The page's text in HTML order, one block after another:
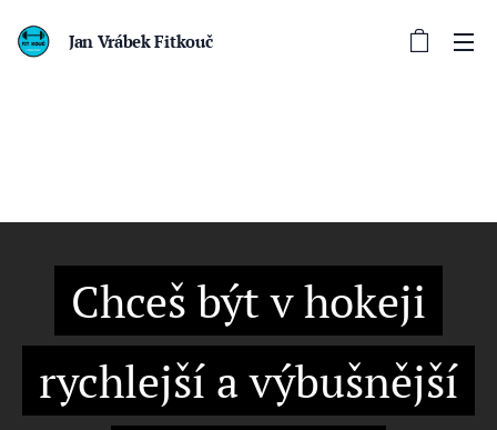
Jan Vrábek Fitkouč
Chceš být v hokeji
rychlejší a výbušnější